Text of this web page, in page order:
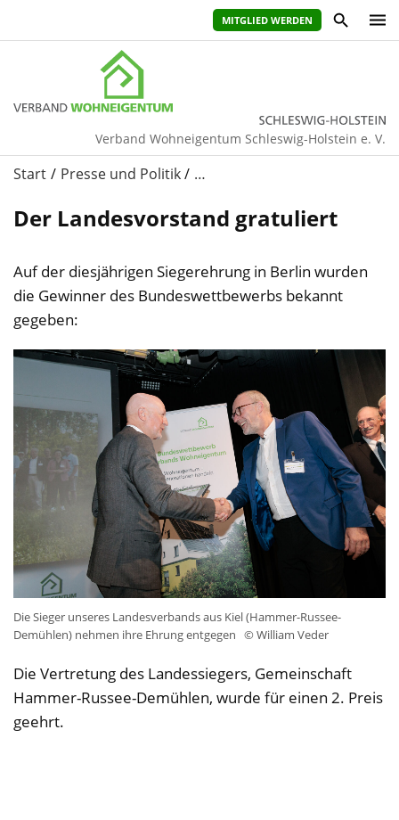
MITGLIED WERDEN
Verband Wohneigentum Schleswig-Holstein e. V.
Start Presse und Politik …
Der Landesvorstand gratuliert
Auf der diesjährigen Siegerehrung in Berlin wurden
die Gewinner des Bundeswettbewerbs bekannt
gegeben:
Die Sieger unseres Landesverbands aus Kiel (Hammer-Russee-
Demühlen) nehmen ihre Ehrung entgegen © William Veder
Die Vertretung des Landessiegers, Gemeinschaft
Hammer-Russee-Demühlen, wurde für einen 2. Preis
geehrt.